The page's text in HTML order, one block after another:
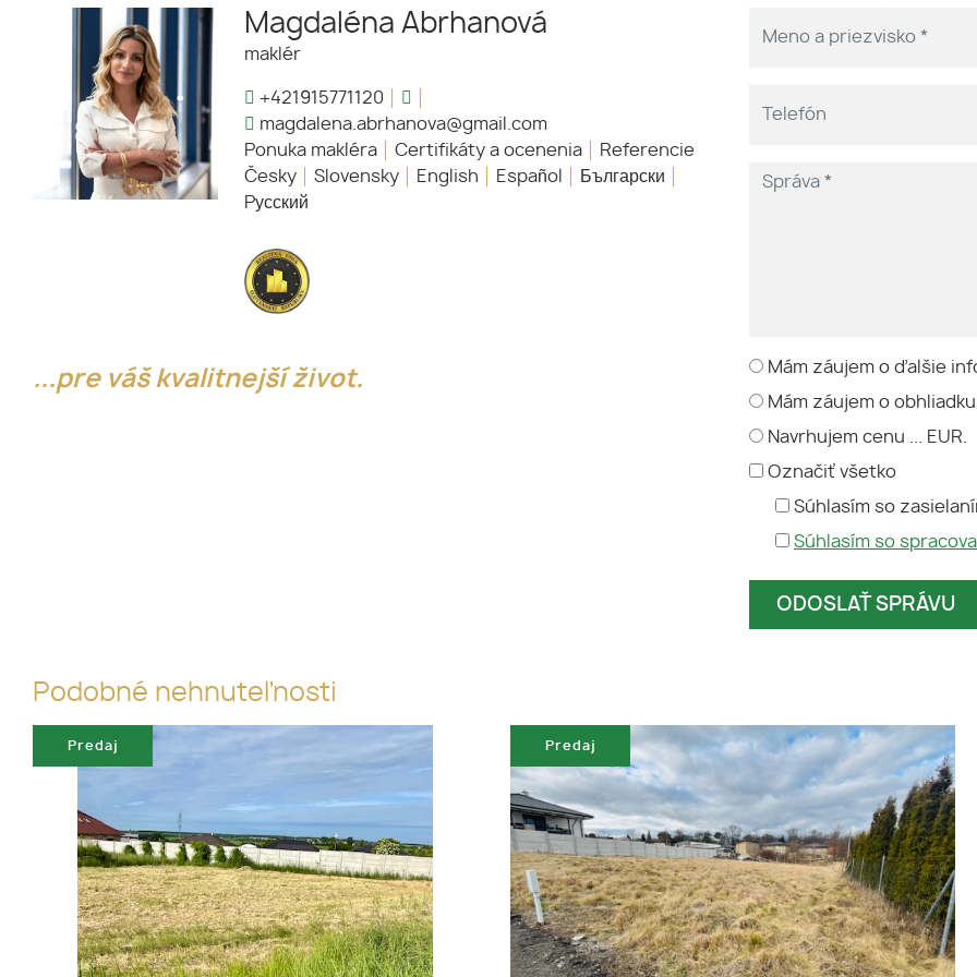
Magdaléna Abrhanová
maklér
+421915771120
magdalena.abrhanova@gmail.com
Ponuka makléra
Certifikáty a ocenenia
Referencie
Česky
Slovensky English Español
Български
Pусский
...pre váš kvalitnejší život.
Mám záujem o ďalšie
Mám záujem o
Navrhujem cenu ... EUR.
Označiť všetko
Súhlasím so
Súhlasím so
Podobné nehnuteľnosti
Predaj Predaj